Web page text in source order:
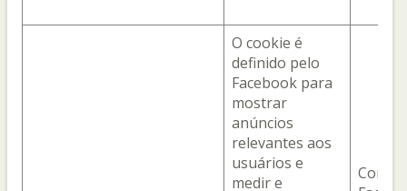
O cookie é
definido pelo
Facebook para
mostrar
anúncios
relevantes aos
usuários e
medir e
Com o